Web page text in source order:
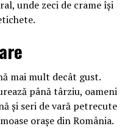
unde zeci de crame își
mai mult decât gust.
până târziu, oameni
și seri de vară petrecute
orașe din România.